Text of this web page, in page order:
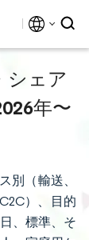
シェア
年〜
別（輸送、
）、目的
、標準、そ